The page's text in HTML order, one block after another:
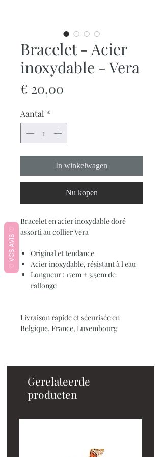
Bracelet - Acier
inoxydable - Vera
€ 20,00
Aantal *
In winkelwagen
Nu kopen
Bracelet en acier inoxydable doré
assorti au collier Vera
Original et tendance
Acier inoxydable, résistant à l'eau
Longueur : 17cm + 3,5cm de
rallonge
Livraison rapide et sécurisée en
Belgique, France, Luxembourg
Gerelateerde
producten
♡ VOS AVIS ♡